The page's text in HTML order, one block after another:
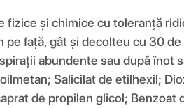
și chimice cu toleranță
față, gât și decolteu cu 30
abundente sau după înot
Salicilat de etilhexil;
de propilen glicol; Benzoat